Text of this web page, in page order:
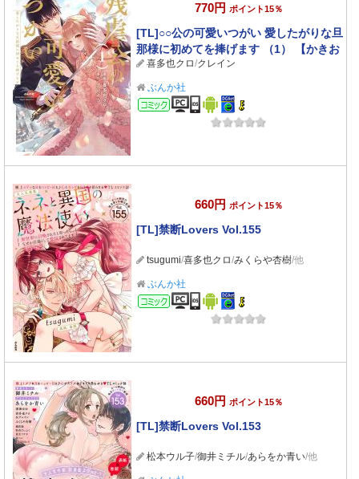
770円 ポイント15％
[TL]○○公の可愛いつがい 愛したがりな旦
那様に初めてを捧げます （1） 【かきお
ろし小説付】
喜多也クロ/クレイン
ぶんか社
コミック
660円 ポイント15％
[TL]禁断Lovers Vol.155
tsugumi/喜多也クロ/みくらや杏樹/他
ぶんか社
コミック
660円 ポイント15％
[TL]禁断Lovers Vol.153
松本ウル子/御井ミチル/あらをか青い/他